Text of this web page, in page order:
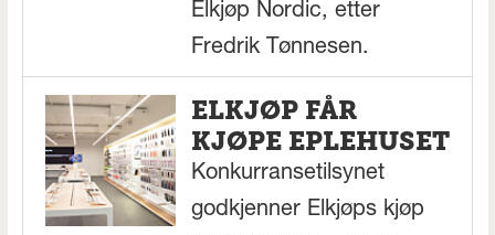
Elkjøp Nordic, etter
Fredrik Tønnesen.
ELKJØP FÅR
KJØPE EPLEHUSET
Konkurransetilsynet
godkjenner Elkjøps kjøp